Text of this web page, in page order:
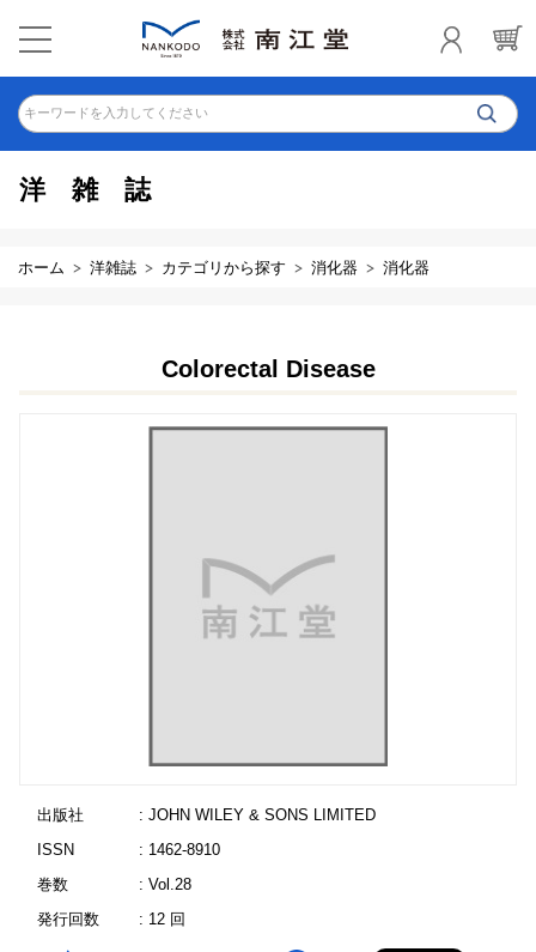
キーワードを入力してください
洋雑誌
ホーム 洋雑誌 カテゴリから探す 消化器 消化器
Colorectal Disease
出版社
: JOHN WILEY & SONS LIMITED
ISSN
: 1462-8910
巻数
: Vol.28
発行回数
: 12 回